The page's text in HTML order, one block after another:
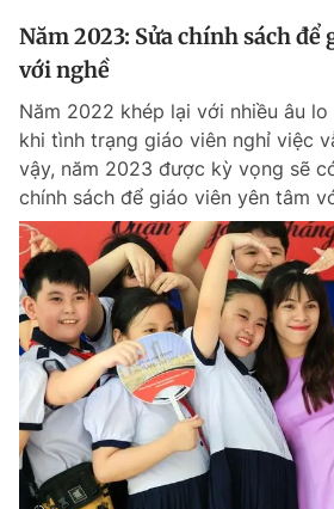
Năm 2023: Sửa chính sách
với nghề
Năm 2022 khép lại với nhiều âu
khi tình trạng giáo viên nghỉ việc
vậy, năm 2023 được kỳ vọng sẽ
chính sách để giáo viên yên tâm